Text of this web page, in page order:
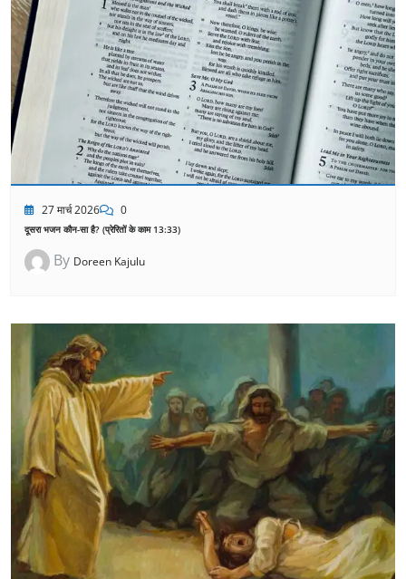
27 मार्च 2026 0
दूसरा भजन कौन-सा है? (प्रेरितों के काम 13:33)
By Doreen Kajulu